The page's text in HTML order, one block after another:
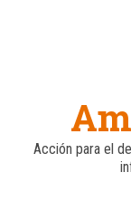
Acción para el